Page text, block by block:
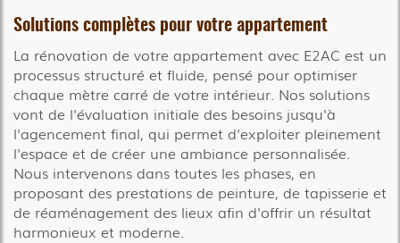
Solutions complètes pour votre appartement
La rénovation de votre appartement avec E2AC est un
processus structuré et fluide, pensé pour optimiser
chaque mètre carré de votre intérieur. Nos solutions
vont de l'évaluation initiale des besoins jusqu'à
l'agencement final, qui permet d'exploiter pleinement
l'espace et de créer une ambiance personnalisée.
Nous intervenons dans toutes les phases, en
proposant des prestations de peinture, de tapisserie et
de réaménagement des lieux afin d'offrir un résultat
harmonieux et moderne.